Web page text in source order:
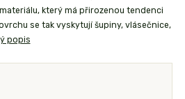
který má přirozenou tendenci
se tak vyskytují šupiny, vlásečnice,
popis